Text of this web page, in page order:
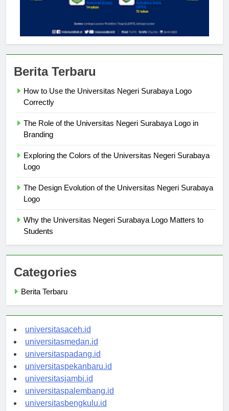
How to Use the Universitas Negeri Surabaya Logo
The Role of the Universitas Negeri Surabaya Logo in
Exploring the Colors of the Universitas Negeri Surabaya
The Design Evolution of the Universitas Negeri Surabaya
Why the Universitas Negeri Surabaya Logo Matters to
Categories
universitasaceh.id
universitasmedan.id
universitaspadang.id
universitaspekanbaru.id
universitasjambi.id
universitaspalembang.id